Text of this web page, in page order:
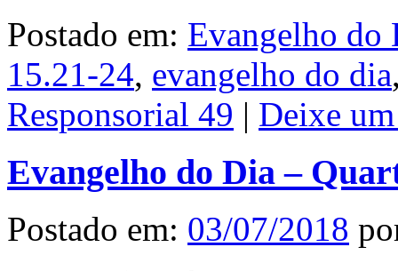
Postado em: Evangelho do
15.21-24, evangelho do dia
Responsorial 49 | Deixe
Evangelho do Dia –
Postado em: 03/07/2018